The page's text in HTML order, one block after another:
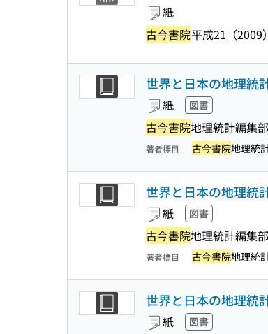
紙
古今書院平成21（2009）
世界と日本の地理統
紙 図書
古今書院地理統計編集
著者標目 古今書院地理統
世界と日本の地理統
紙 図書
古今書院地理統計編集
著者標目 古今書院地理統
世界と日本の地理統
紙 図書